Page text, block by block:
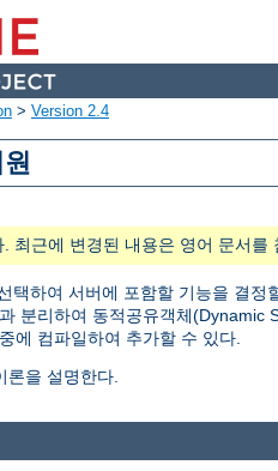
> Version 2.4
최근에 변경된 내용은 영어 문서를
택하여 서버에 포함할 기능을 결
분리하여 동적공유객체(Dynamic
에 컴파일하여 추가할 수 있다.
론을 설명한다.